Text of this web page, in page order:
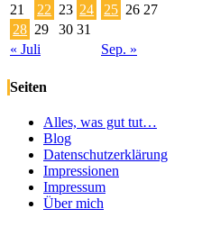
« Juli Sep. »
21
22 23 24 25 26 27
28 29 30 31
Seiten
Alles, was gut tut…
Blog
Datenschutzerklärung
Impressionen
Impressum
Über mich